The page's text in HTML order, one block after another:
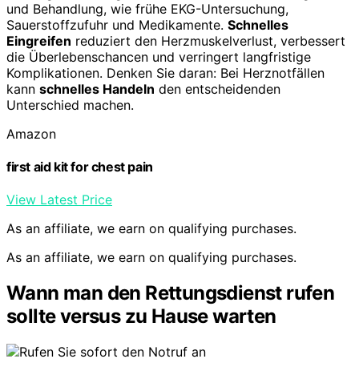
und Behandlung, wie frühe EKG-Untersuchung,
Sauerstoffzufuhr und Medikamente. Schnelles
Eingreifen reduziert den Herzmuskelverlust, verbessert
die Überlebenschancen und verringert langfristige
Komplikationen. Denken Sie daran: Bei Herznotfällen
kann schnelles Handeln den entscheidenden
Unterschied machen.
Amazon
first aid kit for chest pain
View Latest Price
As an affiliate, we earn on qualifying purchases.
As an affiliate, we earn on qualifying purchases.
Wann man den Rettungsdienst rufen
sollte versus zu Hause warten